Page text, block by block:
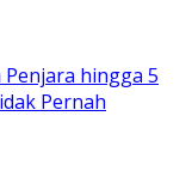
hingga 5
Pernah